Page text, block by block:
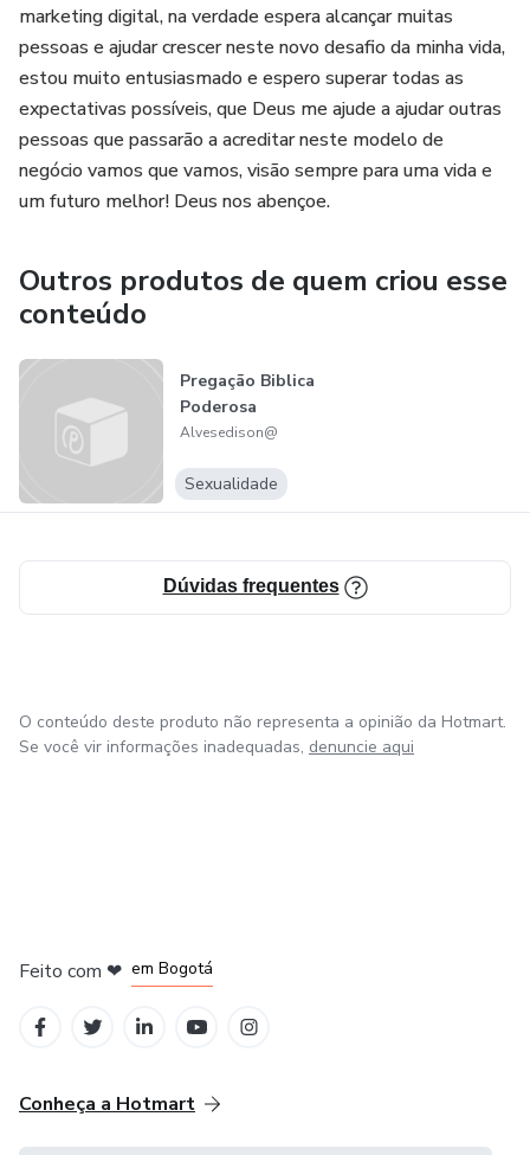
marketing digital, na verdade espera alcançar muitas
pessoas e ajudar crescer neste novo desafio da minha vida,
estou muito entusiasmado e espero superar todas as
expectativas possíveis, que Deus me ajude a ajudar outras
pessoas que passarão a acreditar neste modelo de
negócio vamos que vamos, visão sempre para uma vida e
um futuro melhor! Deus nos abençoe.
Outros produtos de quem criou esse
conteúdo
Pregação Biblica
Poderosa
Alvesedison@
Sexualidade
Dúvidas frequentes
O conteúdo deste produto não representa a opinião da Hotmart.
Se você vir informações inadequadas, denuncie aqui
Feito com ❤ em Bogotá
Conheça a Hotmart